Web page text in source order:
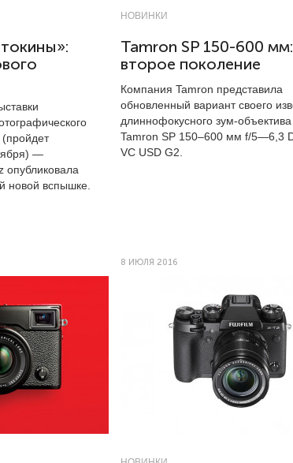
—
опубликовала
новой вспышке.
НОВИНКИ
Tamron SP 150-600 мм:
второе поколение
Компания Tamron представила
обновленный вариант своего
длиннофокусного зум-
Tamron SP 150–600 мм f/5—6,3
VC USD G2.
8 ИЮЛЯ 2016